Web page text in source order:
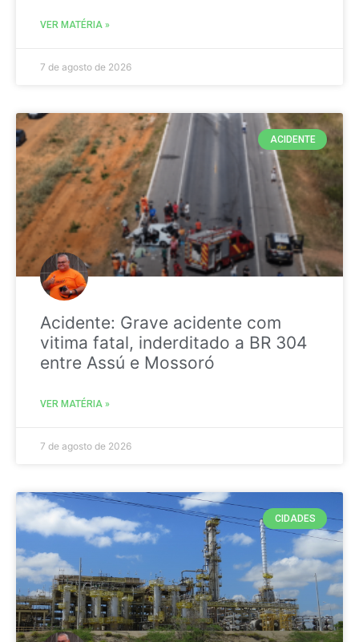
VER MATÉRIA »
7 de agosto de 2026
ACIDENTE
Acidente: Grave acidente com
vitima fatal, inderditado a BR 304
entre Assú e Mossoró
VER MATÉRIA »
7 de agosto de 2026
CIDADES